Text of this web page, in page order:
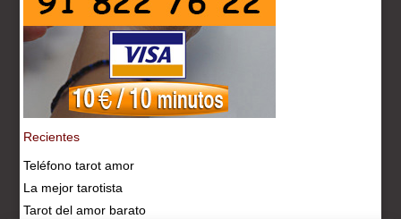
Recientes
Teléfono tarot amor
La mejor tarotista
Tarot del amor barato